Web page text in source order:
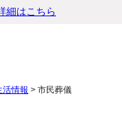
細はこちら
活情報 > 市民葬儀